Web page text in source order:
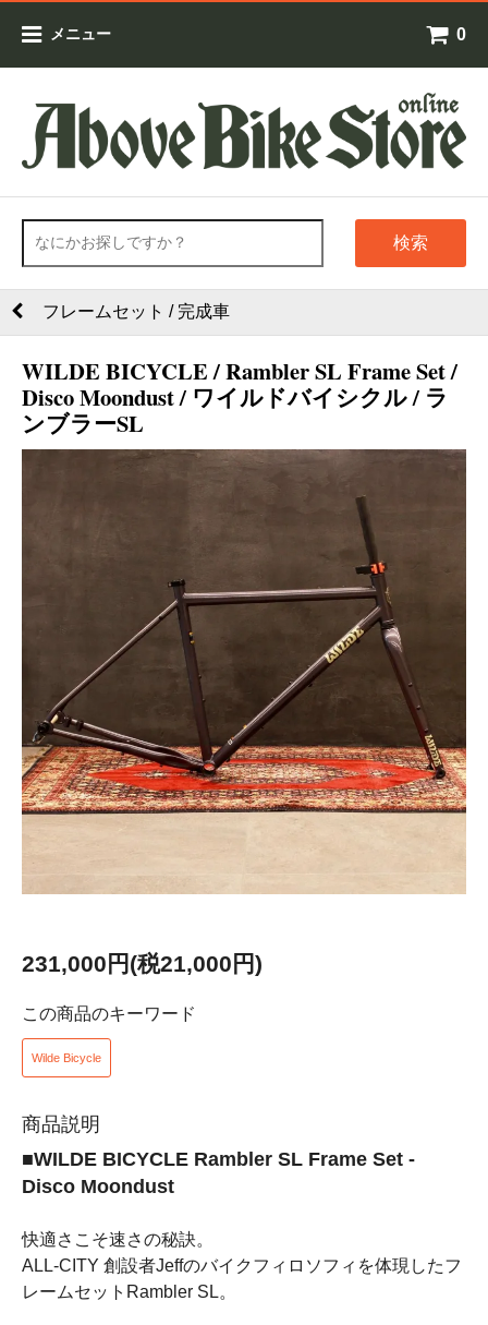
メニュー 0
検索
フレームセット / 完成車
WILDE BICYCLE / Rambler SL Frame Set /
Disco Moondust / ワイルドバイシクル / ラ
ンブラーSL
231,000円(税21,000円)
この商品のキーワード
Wilde Bicycle
商品説明
■WILDE BICYCLE Rambler SL Frame Set -
Disco Moondust
快適さこそ速さの秘訣。
ALL-CITY 創設者Jeffのバイクフィロソフィを体現したフ
レームセットRambler SL。